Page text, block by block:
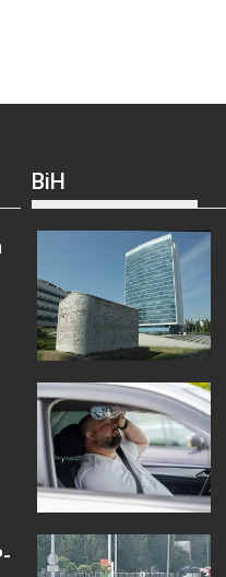
BiH